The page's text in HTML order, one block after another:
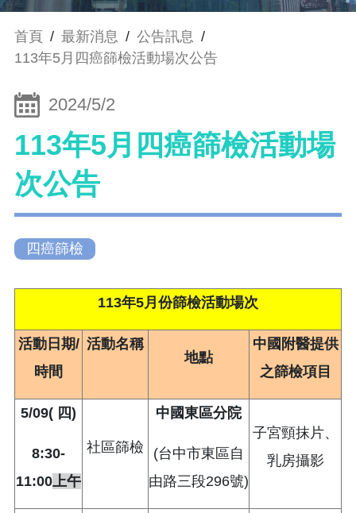
首頁 / 最新消息 / 公告訊息 /
113年5月四癌篩檢活動場次公告
2024/5/2
113年5月四癌篩檢活動場
次公告
四癌篩檢
113年5月份篩檢活動場次
活動日期/
時間
活動名稱
地點
中國附醫提供
之篩檢項目
5/09( 四)
8:30-
11:00 上午
社區篩檢
中國東區分院
(台中市東區自
由路三段296號)
子宮頸抹片、
乳房攝影